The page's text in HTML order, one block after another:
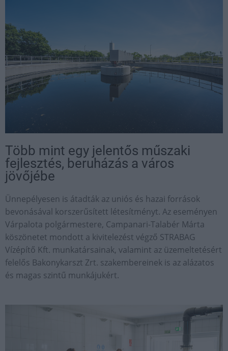
Több mint egy jelentős műszaki
fejlesztés, beruházás a város
jövőjébe
Ünnepélyesen is átadták az uniós és hazai források
bevonásával korszerűsített létesítményt. Az eseményen
Várpalota polgármestere, Campanari-Talabér Márta
köszönetet mondott a kivitelezést végző STRABAG
Vízépítő Kft. munkatársainak, valamint az üzemeltetésért
felelős Bakonykarszt Zrt. szakembereinek is az alázatos
és magas szintű munkájukért.